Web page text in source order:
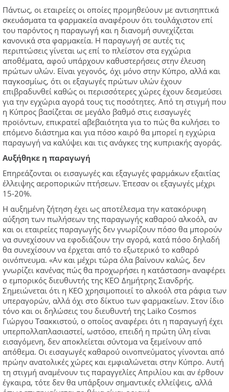
Πάντως, οι εταιρείες οι οποίες προμηθεύουν με αντισηπτικά
σκευάσματα τα φαρμακεία αναφέρουν ότι τουλάχιστον επί
του παρόντος η παραγωγή και η διανομή συνεχίζεται
κανονικά στα φαρμακεία. Η παραγωγή σε αυτές τις
περιπτώσεις γίνεται ως επί το πλείστον στα εγχώρια
αποθέματα, αφού υπάρχουν καθυστερήσεις στην έλευση
πρώτων υλών. Είναι γεγονός, όχι μόνο στην Κύπρο, αλλά και
παγκοσμίως, ότι οι εξαγωγές πρώτων υλών έχουν
επιβραδυνθεί καθώς οι περισσότερες χώρες έχουν δεσμεύσει
για την εγχώρια αγορά τους τις ποσότητες. Από τη στιγμή που
η Κύπρος βασίζεται σε μεγάλο βαθμό στις εισαγωγές
προϊόντων, επικρατεί αβεβαιότητα για το πώς θα κυλήσει το
επόμενο διάστημα και για πόσο καιρό θα μπορεί η εγχώρια
παραγωγή να καλύψει και τις ανάγκες της κυπριακής αγοράς.
Αυξήθηκε η παραγωγή
Επηρεάζονται οι εισαγωγές και εξαγωγές φαρμάκων εξαιτίας
έλλειψης αεροπορικών πτήσεων. Έπεσαν οι εξαγωγές μέχρι
15-20%.
Η αυξημένη ζήτηση έχει ως αποτέλεσμα την κατακόρυφη
αύξηση των πωλήσεων της παραγωγής καθαρού αλκοόλ, αν
και οι εταιρείες παραγωγής δεν γνωρίζουν πόσο θα μπορούν
να συνεχίσουν να εφοδιάζουν την αγορά, κατά πόσο δηλαδή
θα συνεχίσουν να έρχεται από το εξωτερικό το καθαρό
οινόπνευμα. «Αν και μέχρι τώρα όλα βαίνουν καλώς, δεν
γνωρίζει κανένας πώς θα προχωρήσει η κατάσταση» αναφέρει
ο εμπορικός διευθυντής της ΚΕΟ Δημήτρης Σιανδρής.
Σημειώνεται ότι η ΚΕΟ χρησιμοποιεί το αλκοόλ στα ράφια των
υπεραγορών, αλλά όχι στο δίκτυο των φαρμακείων. Στον ίδιο
τόνο και οι δηλώσεις του διευθυντή της Laiko Cosmos
Γιώργου Τσακκιστού, ο οποίος αναφέρει ότι η παραγωγή έχει
υπερπολλαπλασιαστεί, ωστόσο, επειδή η πρώτη ύλη είναι
εισαγόμενη, δεν αποκλείεται σύντομα να ξεμείνουν από
απόθεμα. Οι εισαγωγές καθαρού οινοπνεύματος γίνονται από
πρώην ανατολικές χώρες και εμφιαλώνεται στην Κύπρο. Αυτή
τη στιγμή αναμένουν τις παραγγελίες Απριλίου και αν έρθουν
έγκαιρα, τότε δεν θα υπάρξουν σημαντικές ελλείψεις, αλλά